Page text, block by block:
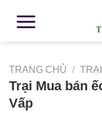
TRANG CHỦ /
Trại Mua bán
Vấp